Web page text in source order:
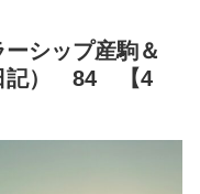
シップ産駒＆
日記） 84 【4